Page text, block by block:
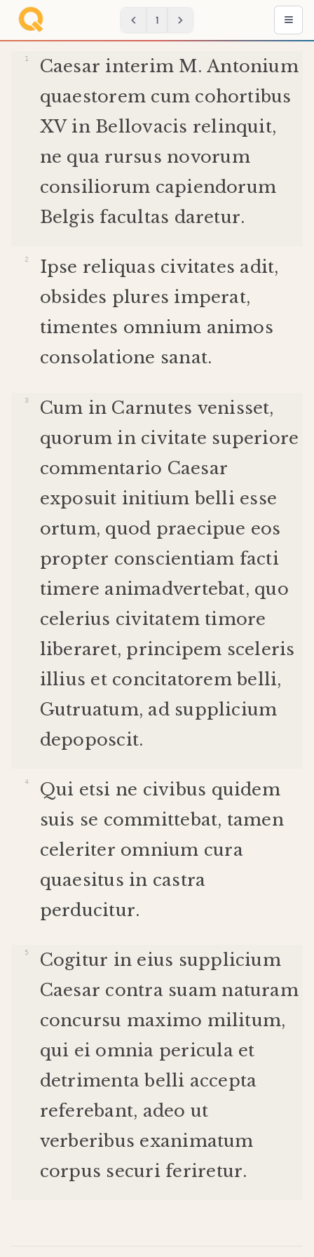
1
Caesar interim M.Antonium
quaestorem cum cohortibus
XV in Bellovacis relinquit,
ne qua rursus novorum
consiliorum capiendorum
Belgis facultas daretur.
Ipse reliquas civitates adit,
obsides plures imperat,
timentes omnium animos
consolatione sanat.
Cum in Carnutes venisset,
quorum in civitate superiore
commentario Caesar
exposuit initium belli esse
ortum, quod praecipue eos
propter conscientiam facti
timere animadvertebat, quo
celerius civitatem timore
liberaret, principem sceleris
illius et concitatorem belli,
Gutruatum, ad supplicium
depoposcit.
Qui etsi ne civibus quidem
suis se committebat, tamen
celeriter omnium cura
quaesitus in castra
perducitur.
Cogitur in eius supplicium
Caesar contra suam naturam
concursu maximo militum,
qui ei omnia pericula et
detrimenta belli accepta
referebant, adeo ut
verberibus exanimatum
corpus securi feriretur.